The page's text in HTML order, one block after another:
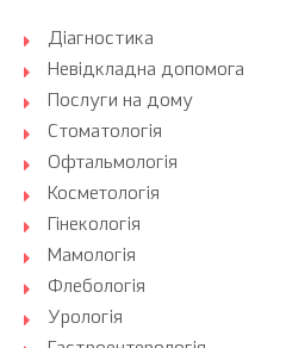
Діагностика
Невідкладна допомога
Послуги на дому
Стоматологія
Офтальмологія
Косметологія
Гінекологія
Мамологія
Флебологія
Урологія